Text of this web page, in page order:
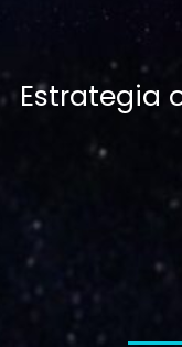
Estrategia